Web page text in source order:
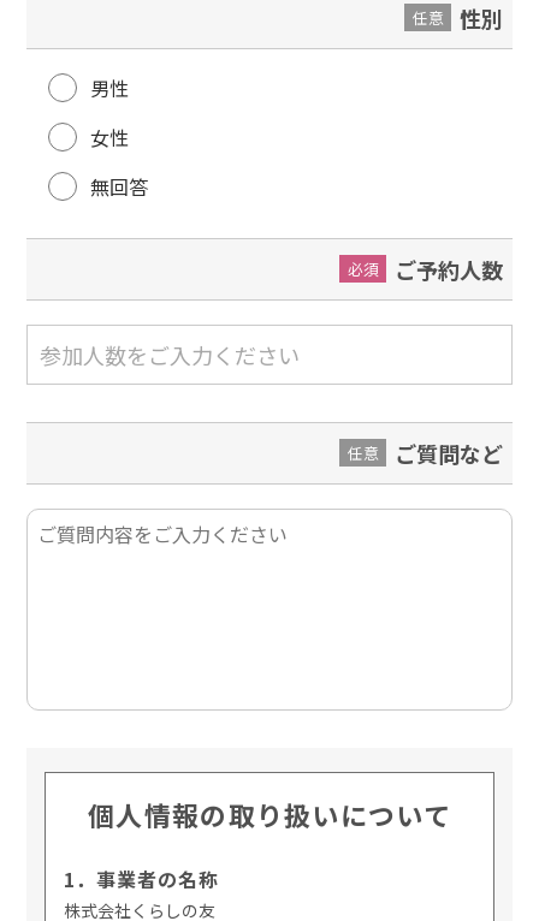
性別
任意
男性
女性
無回答
ご予約人数
必須
ご質問など
任意
個人情報の取り扱いについて
1．事業者の名称
株式会社くらしの友